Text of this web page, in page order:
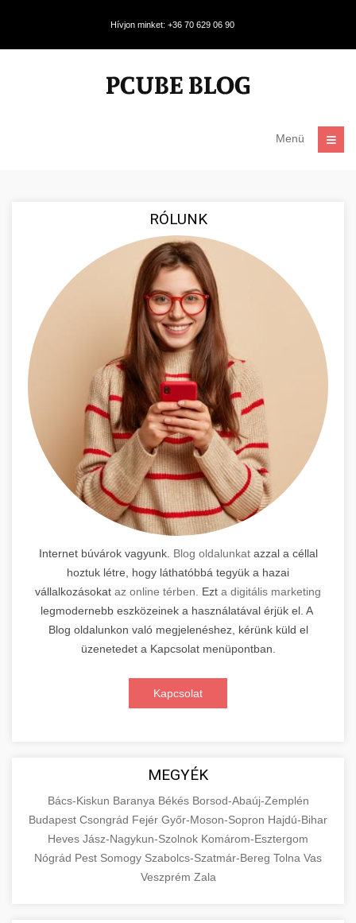
Hívjon minket: +36 70 629 06 90
Menü
RÓLUNK
Internet búvárok vagyunk. Blog oldalunkatazzal a céllal
hoztuk létre, hogy láthatóbbá tegyük a hazai
vállalkozásokat az online térben. Ezt a digitális marketing
legmodernebb eszközeinek a használatával érjük el. A
Blog oldalunkon való megjelenéshez, kérünk küld el
üzenetedet a Kapcsolat menüpontban.
Kapcsolat
MEGYÉK
Bács-Kiskun Baranya Békés Borsod-Abaúj-Zemplén
Budapest Csongrád Fejér Győr-Moson-Sopron Hajdú-Bihar
Heves Jász-Nagykun-Szolnok Komárom-Esztergom
Nógrád Pest Somogy Szabolcs-Szatmár-Bereg Tolna Vas
Veszprém Zala